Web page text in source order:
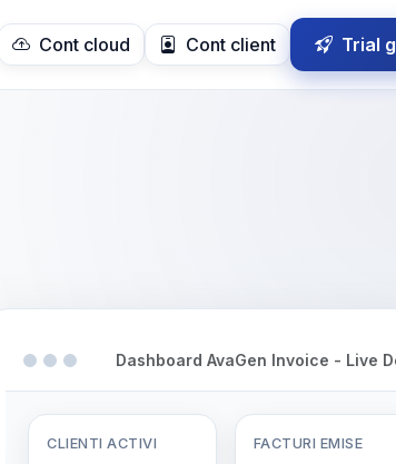
Cont cloud Cont client Trial
Dashboard AvaGen Invoice - Live
CLIENTI ACTIVI FACTURI EMISE